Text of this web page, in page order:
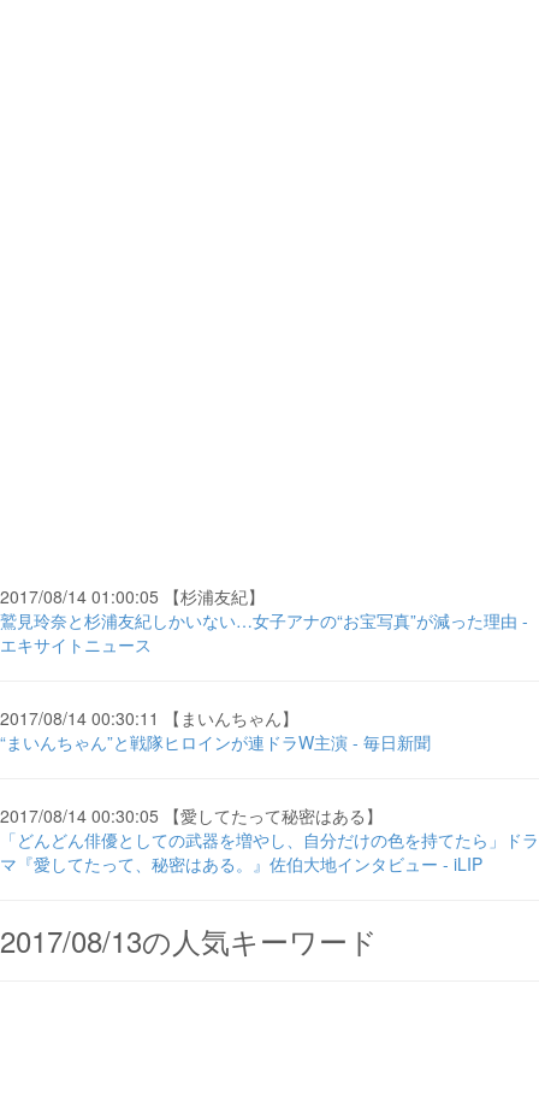
2017/08/14 01:00:05 【杉浦友紀】
鷲見玲奈と杉浦友紀しかいない…女子アナの“お宝写真”が減った理由 -
エキサイトニュース
2017/08/14 00:30:11 【まいんちゃん】
“まいんちゃん”と戦隊ヒロインが連ドラW主演 - 毎日新聞
2017/08/14 00:30:05 【愛してたって秘密はある】
「どんどん俳優としての武器を増やし、自分だけの色を持てたら」ドラ
マ『愛してたって、秘密はある。』佐伯大地インタビュー - iLIP
2017/08/13の人気キーワード